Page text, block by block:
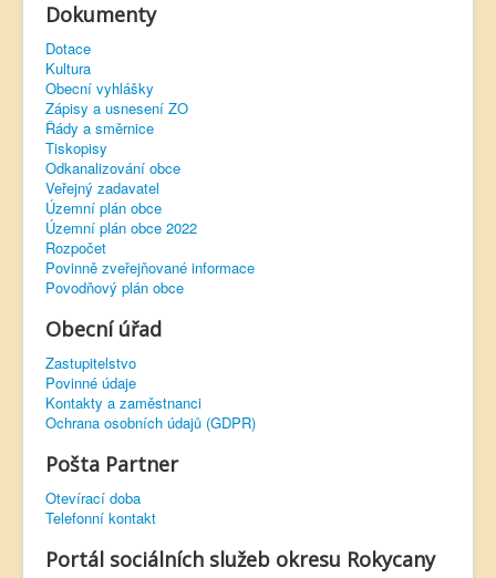
Dokumenty
Dotace
Kultura
Obecní vyhlášky
Zápisy a usnesení ZO
Řády a směrnice
Tiskopisy
Odkanalizování obce
Veřejný zadavatel
Územní plán obce
Územní plán obce 2022
Rozpočet
Povinně zveřejňované informace
Povodňový plán obce
Obecní úřad
Zastupitelstvo
Povinné údaje
Kontakty a zaměstnanci
Ochrana osobních údajů (GDPR)
Pošta Partner
Otevírací doba
Telefonní kontakt
Portál sociálních služeb okresu Rokycany